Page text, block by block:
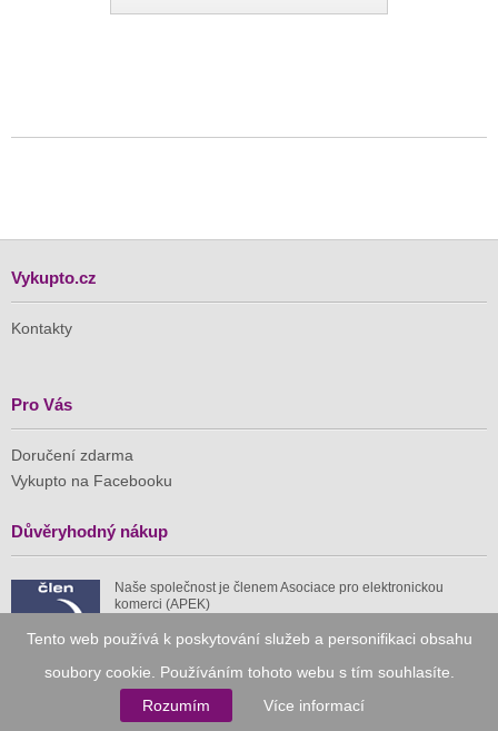
Tento web používá k poskytování služeb a personifikaci obsahu
soubory cookie. Používáním tohoto webu s tím souhlasíte.
Rozumím
Více informací
Vykupto.cz
Kontakty
Pro Vás
Doručení zdarma
Vykupto na Facebooku
Důvěryhodný nákup
Naše společnost je členem Asociace pro elektronickou
komerci (APEK)
Již od roku 2010